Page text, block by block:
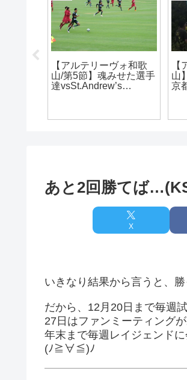
【アルテリーヴォ和歌
山/第5節】魂みせた選手
達vsSt.Andrew’s
【
山
京
あと2回勝てば
X
いきなり結果から言うと、
だから、12月20日まで毎週
27日はファンミーティングが
年末まで毎週レイジェンド
(ﾉ≧∀≦)ﾉ